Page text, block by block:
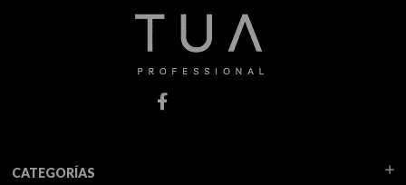
CATEGORÍAS